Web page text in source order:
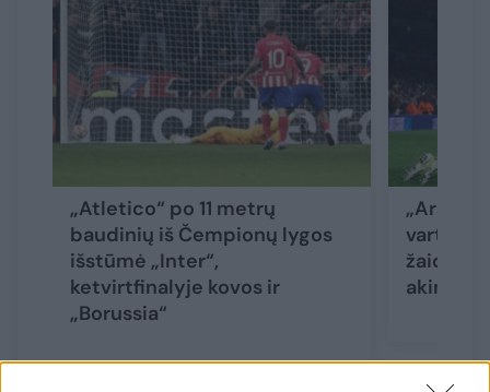
„Atletico“ po 11 metrų
baudinių iš Čempionų lygos
išstūmė „Inter“,
ketvirtfinalyje kovos ir
„Borussia“
vartų